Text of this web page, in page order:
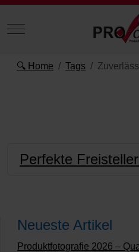
Mobile Menu Toggle
🔍 Home Tags
Perfekte
Neueste Artikel
Produktfotografie 2026 –